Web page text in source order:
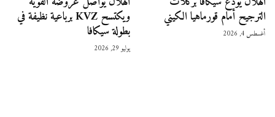
الترجيح أمام قورماهيا الكيني
أغسطس 4, 2026
ويكتسح KVZ برباعية نظيفة في
بطولة سيكافا
يوليو 29, 2026